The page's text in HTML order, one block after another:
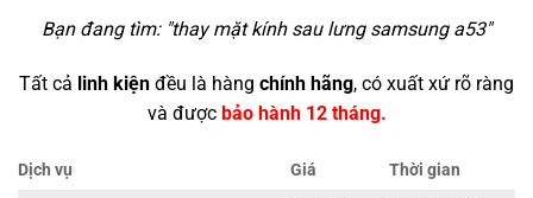
Bạn đang tìm: "thay mặt kính sau lưng samsung a53"
Tất cả linh kiện đều là hàng chính hãng, có xuất xứ rõ ràng
và được bảo hành 12 tháng.
Dịch vụ Giá Thời gian